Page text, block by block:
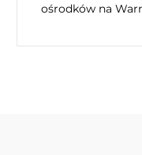
ośrodków na